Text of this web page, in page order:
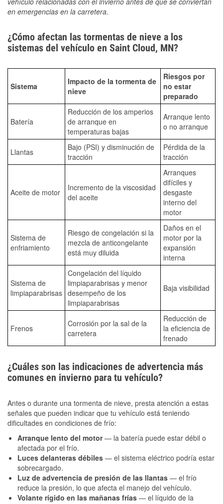
en emergencias en la carretera.
¿Cómo afectan las tormentas de nieve a los
sistemas del vehículo en Saint Cloud, MN?
Sistema
Impacto de la tormenta de
nieve
Riesgos por
no estar
preparado
Batería
Reducción de los amperios
de arranque en
temperaturas bajas
Arranque lento
o no arranque
Llantas
Bajo (PSI) y disminución de
tracción
Pérdida de la
tracción
Aceite de motor
Incremento de la viscosidad
del aceite
Arranques
difíciles y
desgaste
interno del
motor
Sistema de
enfriamiento
Riesgo de congelación si la
mezcla de anticongelante
está muy diluida
Daños en el
motor por la
expansión
interna
Sistema de
limpiaparabrisas
Congelación del líquido
limpiaparabrisas y menor
desempeño de los
limpiaparabrisas
Baja visibilidad
Frenos
Corrosión por la sal de la
carretera
Reducción de
la eficiencia de
frenado
¿Cuáles son las indicaciones de advertencia más
comunes en invierno para tu vehículo?
Antes o durante una tormenta de nieve, presta atención a estas
señales que pueden indicar que tu vehículo está teniendo
dificultades en condiciones de frío:
Arranque lento del motor— la batería puede estar débil o
afectada por el frío.
Luces delanteras débiles — el sistema eléctrico podría estar
sobrecargado.
Luz de advertencia de presión de las llantas — el frío
reduce la presión, lo que afecta el manejo del vehículo.
Volante rígido en las mañanas frías — el líquido de la